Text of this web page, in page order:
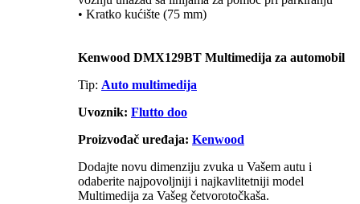
• Kratko kućište (75 mm)
Kenwood DMX129BT Multimedija za automobil
Tip: Auto multimedija
Uvoznik: Flutto doo
Proizvođač uređaja: Kenwood
Dodajte novu dimenziju zvuka u Vašem autu i
odaberite najpovoljniji i najkavlitetniji model
Multimedija za Vašeg četvorotočkaša.